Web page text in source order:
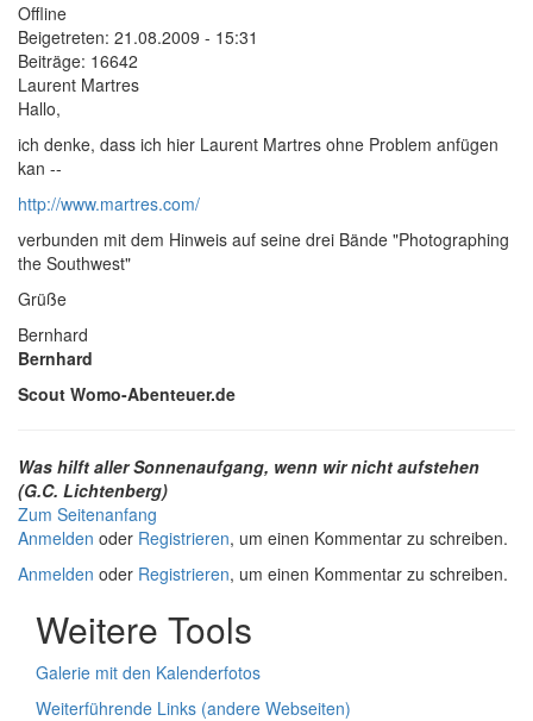
Offline
Beigetreten: 21.08.2009 - 15:31
Beiträge: 16642
Laurent Martres
Hallo,
ich denke, dass ich hier Laurent Martres ohne Problem anfügen
kan --
http://www.martres.com/
verbunden mit dem Hinweis auf seine drei Bände "Photographing
the Southwest"
Grüße
Bernhard
Bernhard
Scout Womo-Abenteuer.de
Was hilft aller Sonnenaufgang, wenn wir nicht aufstehen
(G.C. Lichtenberg)
Zum Seitenanfang
Anmelden oder Registrieren, um einen Kommentar zu schreiben.
Anmelden oder Registrieren, um einen Kommentar zu schreiben.
Weitere Tools
Galerie mit den Kalenderfotos
Weiterführende Links (andere Webseiten)